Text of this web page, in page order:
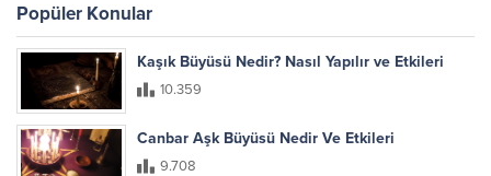
Popüler Konular
Kaşık Büyüsü Nedir? Nasıl Yapılır ve Etkileri
10.359
Canbar Aşk Büyüsü Nedir Ve Etkileri
9.708